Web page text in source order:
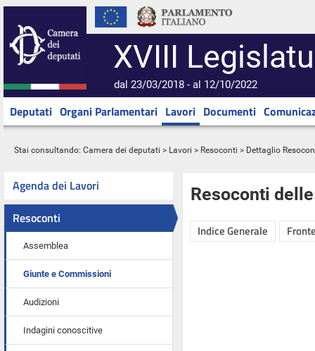
XVIII
dal 23/03/2018 - al 12/10/2022
Deputati Organi Parlamentari Lavori Documenti
Stai consultando: Camera dei deputati > Lavori > Resoconti > Dettaglio
Agenda dei Lavori
Resoconti
Assemblea
Giunte e Commissioni
Audizioni
Indagini conoscitive
Resoconti
Indice Generale